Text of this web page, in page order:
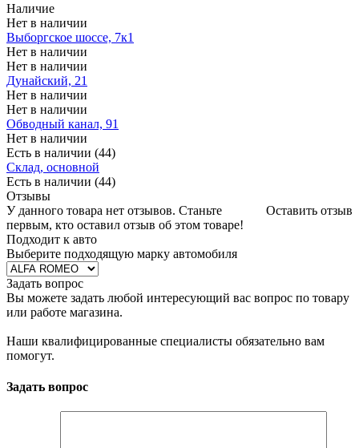
Наличие
Нет в наличии
Выборгское шоссе, 7к1
Нет в наличии
Нет в наличии
Дунайский, 21
Нет в наличии
Нет в наличии
Обводный канал, 91
Нет в наличии
Есть в наличии (44)
Склад, основной
Есть в наличии (44)
Отзывы
Оставить отзыв
У данного товара нет отзывов. Станьте
первым, кто оставил отзыв об этом товаре!
Подходит к авто
Выберите подходящую марку автомобиля
Задать вопрос
Вы можете задать любой интересующий вас вопрос по товару
или работе магазина.
Наши квалифицированные специалисты обязательно вам
помогут.
Задать вопрос